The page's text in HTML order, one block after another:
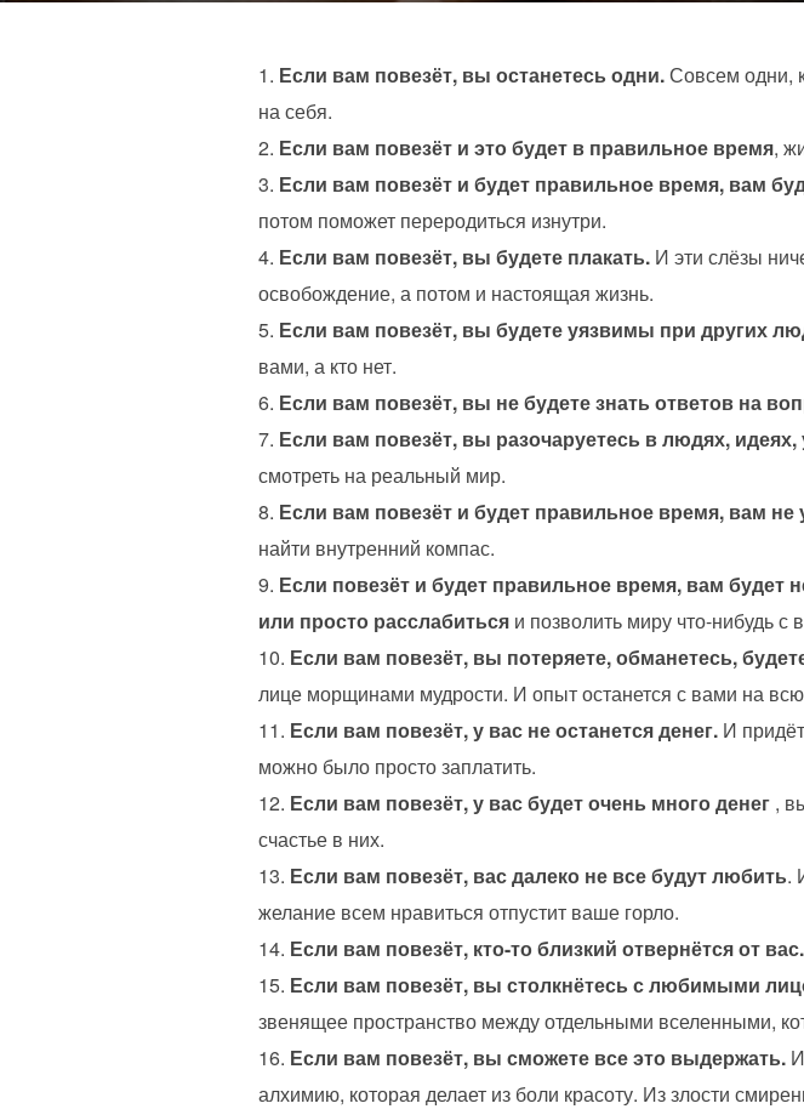
Если вам повезёт, вы останетесь одни.Совсем одни,
на себя.
Если вам повезёт и это будет в правильное время,
Если вам повезёт и будет правильное время, вам
потом поможет переродиться изнутри.
Если вам повезёт, вы будете плакать. И эти слёзы
освобождение, а потом и настоящая жизнь.
Если вам повезёт, вы будете уязвимы при других
вами, а кто нет.
Если вам повезёт, вы не будете знать ответов на
Если вам повезёт, вы разочаруетесь в людях,
смотреть на реальный мир.
Если вам повезёт и будет правильное время, вам не
найти внутренний компас.
Если повезёт и будет правильное время, вам будет
или просто расслабиться и позволить миру что-нибудь с
Если вам повезёт, вы потеряете, обманетесь,
лице морщинами мудрости. И опыт останется с вами на
Если вам повезёт, у вас не останется денег. И
можно было просто заплатить.
Если вам повезёт, у вас будет очень много денег ,
счастье в них.
Если вам повезёт, вас далеко не все будут любить.
желание всем нравиться отпустит ваше горло.
Если вам повезёт, кто-то близкий отвернётся от вас.
Если вам повезёт, вы столкнётесь с любимыми
звенящее пространство между отдельными вселенными,
Если вам повезёт, вы сможете все это выдержать.
алхимию, которая делает из боли красоту. Из злости